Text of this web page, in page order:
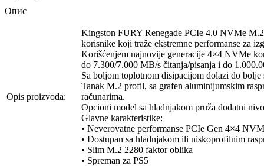
Опис
Opis proizvoda:
Kingston FURY Renegade PCIe 4.0 NVMe
korisnike koji traže ekstremne performanse za
Korišćenjem najnovije generacije 4×4 NVMe
do 7.300/7.000 MB/s čitanja/pisanja i do
Sa boljom toplotnom disipacijom dolazi do
Tanak M.2 profil, sa grafen aluminijumskim
računarima.
Opcioni model sa hladnjakom pruža dodatni
Glavne karakteristike:
• Neverovatne performanse PCIe Gen 4×4
• Dostupan sa hladnjakom ili niskoprofilnim
• Slim M.2 2280 faktor oblika
• Spreman za PS5